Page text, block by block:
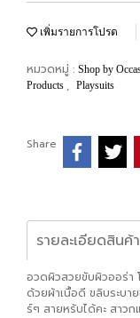
เพิ่มรายการโปรด
หมวดหมู่ : Shop by
Products , Playsuits
Share
รายละเอียดสินค้า
อวดผิวสวยขับผิวออร่า
ด้วยผ้าเนื้อดี ขลิบระบ
ร์ๆ สายหรับได้คะ สาว